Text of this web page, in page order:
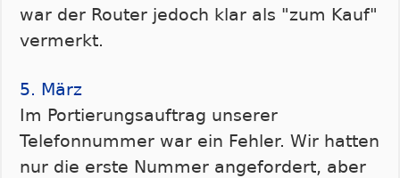
war der Router jedoch klar als "zum Kauf"
vermerkt.
5. März
Im Portierungsauftrag unserer
Telefonnummer war ein Fehler. Wir hatten
nur die erste Nummer angefordert, aber